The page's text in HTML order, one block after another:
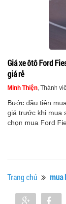
Giá xe ôtô Ford
giá rẻ
Minh Thiện, Thành
Bước đầu tiên
giá trước khi mua
chọn mua Ford
Trang chủ mua
Share